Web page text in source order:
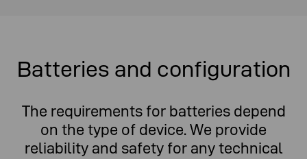
Batteries and configuration
The requirements for batteries depend
on the type of device. We provide
reliability and safety for any technical